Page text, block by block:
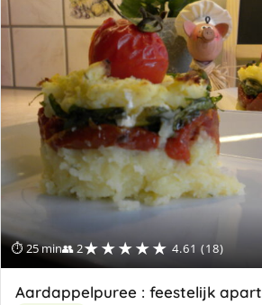
⏱ 25 min👥 2★★★★★ 4.61 (18)
Aardappelpuree : feestelijk apart